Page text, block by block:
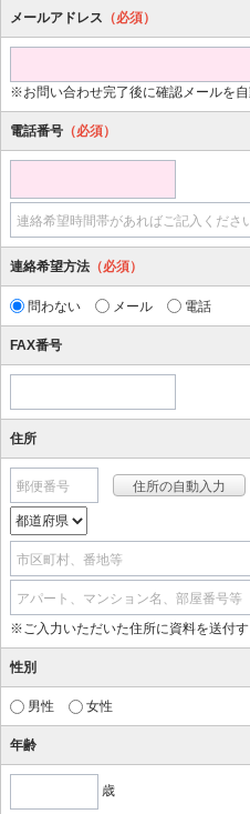
メールアドレス （必須）
※お問い合わせ完了後に確認メールを自
電話番号 （必須）
連絡希望時間帯があればご記入くださ
連絡希望方法 （必須）
問わない メール 電話
FAX番号
住所
郵便番号
市区町村、番地等
アパート、マンション名、部屋番号等
※ご入力いただいた住所に資料を送付す
性別
男性 女性
年齢
歳